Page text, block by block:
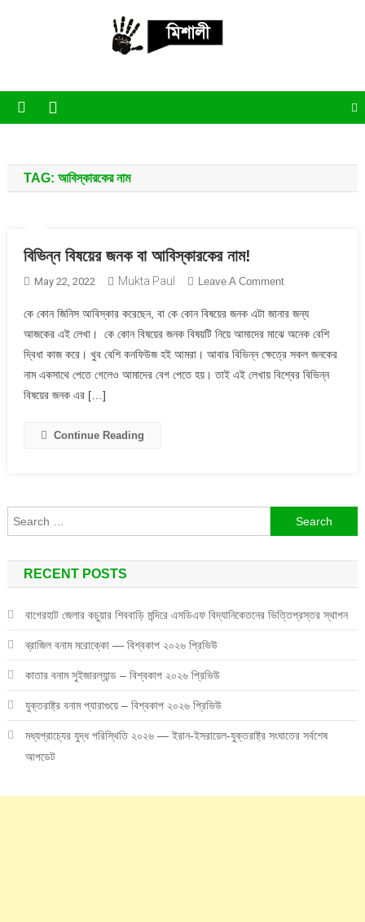
TAG: আবিস্কারকের নাম
বিভিন্ন বিষয়ের জনক বা আবিস্কারকের নাম!
May 22, 2022 Mukta Paul Leave A CommentOn
বিষয়ের
জনক
বা
আবিস্কারকের
কে কোন জিনিস আবিস্কার করেছেন, বা কে কোন বিষয়ের জনক এটা জানার জন্য
আজকের এই লেখা। কে কোন বিষয়ের জনক বিষয়টি নিয়ে আমাদের মাঝে অনেক বেশি
দ্বিধা কাজ করে। খুব বেশি কনফিউজ হই আমরা। আবার বিভিন্ন ক্ষেত্রে সকল জনকের
নাম একসাথে পেতে গেলেও আমাদের বেগ পেতে হয়। তাই এই লেখায় বিশ্বের বিভিন্ন
বিষয়ের জনক এর […]
Continue Reading
Search
for:
RECENT POSTS
বাগেরহাট জেলার কচুয়ার শিববাড়ি মন্দিরে এসডিএফ বিদ্যানিকেতনের ভিত্তিপ্রস্তর স্থাপন
ব্রাজিল বনাম মরোক্কো — বিশ্বকাপ ২০২৬ প্রিভিউ
কাতার বনাম সুইজারল্যান্ড – বিশ্বকাপ ২০২৬ প্রিভিউ
যুক্তরাষ্ট্র বনাম প্যারাগুয়ে – বিশ্বকাপ ২০২৬ প্রিভিউ
মধ্যপ্রাচ্যের যুদ্ধ পরিস্থিতি ২০২৬ — ইরান-ইসরায়েল-যুক্তরাষ্ট্র সংঘাতের সর্বশেষ
আপডেট